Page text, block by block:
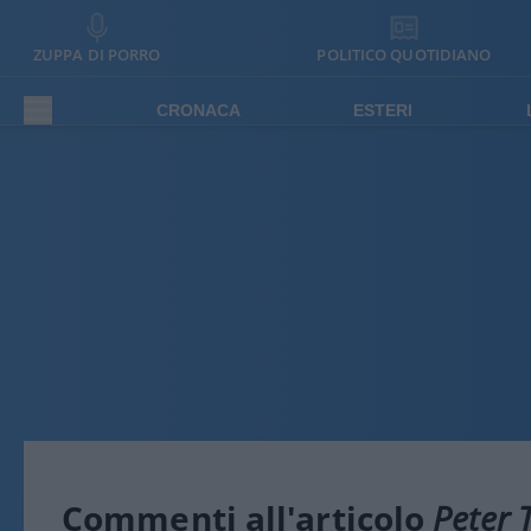
ZUPPA DI PORRO POLITICO QUOTIDIANO
CRONACA ESTERI
Commenti all'articolo Peter